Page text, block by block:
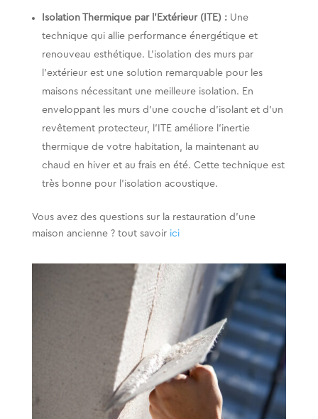
Isolation Thermique par l’Extérieur (ITE) :Une
technique qui allie performance énergétique et
renouveau esthétique. L’isolation des murs par
l’extérieur est une solution remarquable pour les
maisons nécessitant une meilleure isolation. En
enveloppant les murs d’une couche d’isolant et d’un
revêtement protecteur, l’ITE améliore l’inertie
thermique de votre habitation, la maintenant au
chaud en hiver et au frais en été. Cette technique est
très bonne pour l’isolation acoustique.
Vous avez des questions sur la restauration d’une
maison ancienne ? tout savoir ici